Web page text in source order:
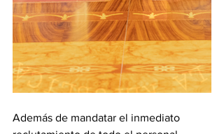
Además de mandatar el inmediato